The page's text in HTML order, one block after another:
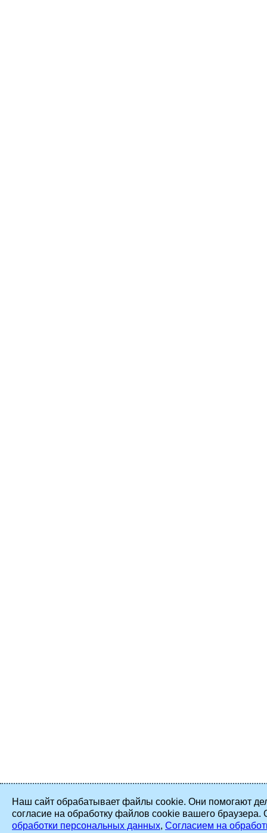
Наш сайт обрабатывает файлы cookie. Они помогают
согласие на обработку файлов cookie вашего
обработки персональных данных, Согласием на